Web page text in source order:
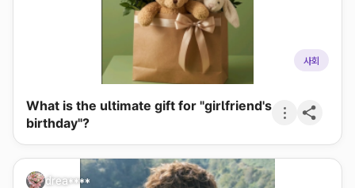
사회
What is the ultimate gift for "girlfriend's
birthday"?
drea****